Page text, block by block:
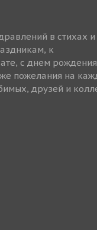
в стихах и
к
с днем
пожелания на
друзей и